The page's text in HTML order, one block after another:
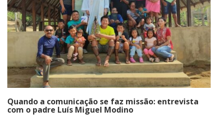
Quando a comunicação se faz missão: entrevista
com o padre Luís Miguel Modino